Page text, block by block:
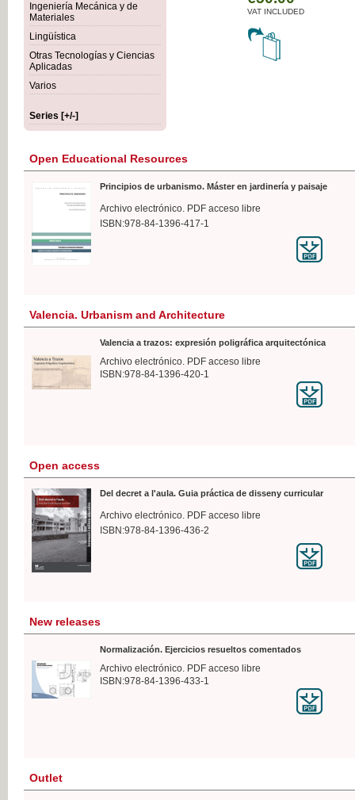
Ingeniería Mecánica y de
Materiales
Lingüística
Otras Tecnologías y Ciencias
Aplicadas
Varios
Series [+/-]
Open Educational Resources
Principios de urbanismo. Máster en jardinería y paisaje
Archivo electrónico. PDF acceso libre
ISBN:978-84-1396-417-1
Valencia. Urbanism and Architecture
Valencia a trazos: expresión poligráfica arquitectónica
Archivo electrónico. PDF acceso libre
ISBN:978-84-1396-420-1
Open access
Del decret a l'aula. Guia práctica de disseny curricular
Archivo electrónico. PDF acceso libre
ISBN:978-84-1396-436-2
New releases
Normalización. Ejercicios resueltos comentados
Archivo electrónico. PDF acceso libre
ISBN:978-84-1396-433-1
Outlet